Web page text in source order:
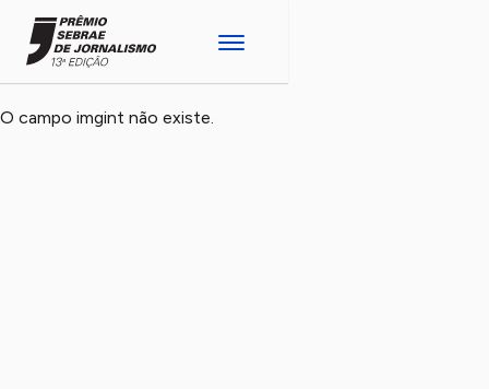
O campo imgint não existe.